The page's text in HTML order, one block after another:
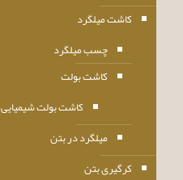
کاشت میلگرد
چسب میلگرد
کاشت بولت
کاشت بولت شیمیایی
میلگرد در بتن
کرگیری بتن